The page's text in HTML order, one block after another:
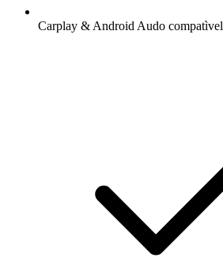
Carplay & Android Audo compatìvel